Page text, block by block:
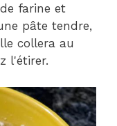
farine et
pâte tendre,
collera au
l'étirer.